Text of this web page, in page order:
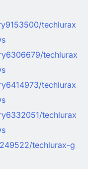
techlurax
techlurax
techlurax
techlurax
techlurax-g